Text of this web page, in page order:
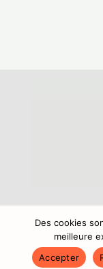
Des cookies
meilleure
Accepter